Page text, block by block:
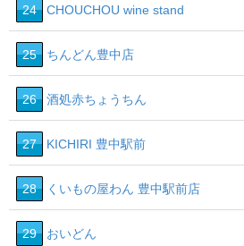
24 CHOUCHOU wine stand
25 ちんどん豊中店
26 酒処赤ちょうちん
27 KICHIRI 豊中駅前
28 くいもの屋わん 豊中駅前店
29 おいどん